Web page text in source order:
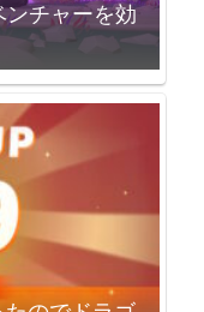
チャーを効